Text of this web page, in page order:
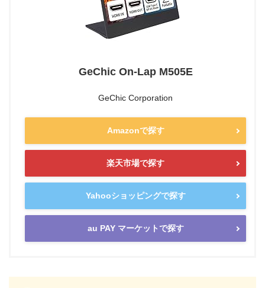
GeChic On-Lap M505E
GeChic Corporation
Amazonで探す
楽天市場で探す
Yahooショッピングで探す
au PAY マーケットで探す